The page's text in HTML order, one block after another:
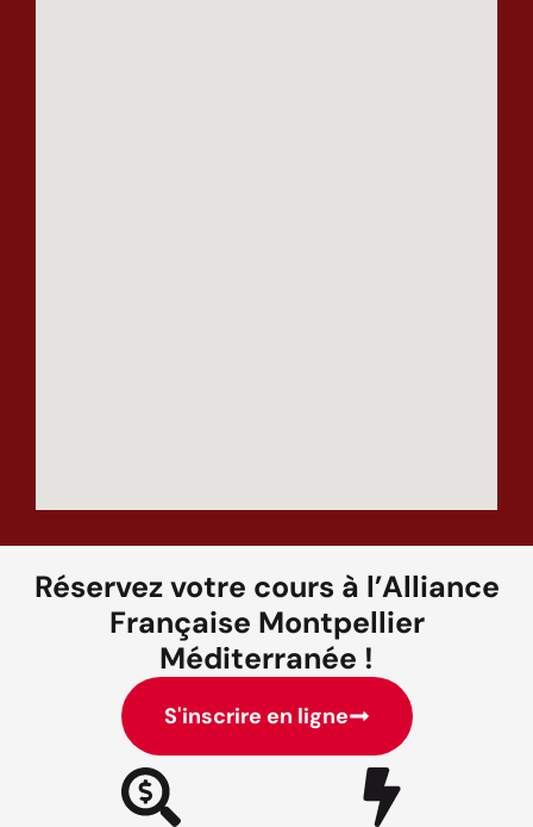
Réservez votre cours à l’Alliance
Française Montpellier
Méditerranée !
S'inscrire en ligne